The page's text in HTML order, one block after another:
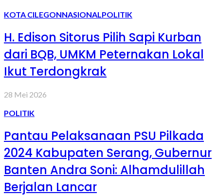
KOTA CILEGONNASIONALPOLITIK
H. Edison Sitorus Pilih Sapi Kurban
dari BQB, UMKM Peternakan Lokal
Ikut Terdongkrak
28 Mei 2026
POLITIK
Pantau Pelaksanaan PSU Pilkada
2024 Kabupaten Serang, Gubernur
Banten Andra Soni: Alhamdulillah
Berjalan Lancar